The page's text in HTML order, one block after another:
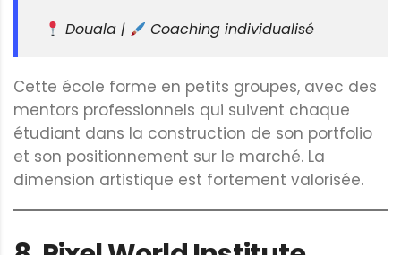
Douala | Coaching individualisé
Cette école forme en petits groupes, avec des
mentors professionnels qui suivent chaque
étudiant dans la construction de son portfolio
et son positionnement sur le marché. La
dimension artistique est fortement valorisée.